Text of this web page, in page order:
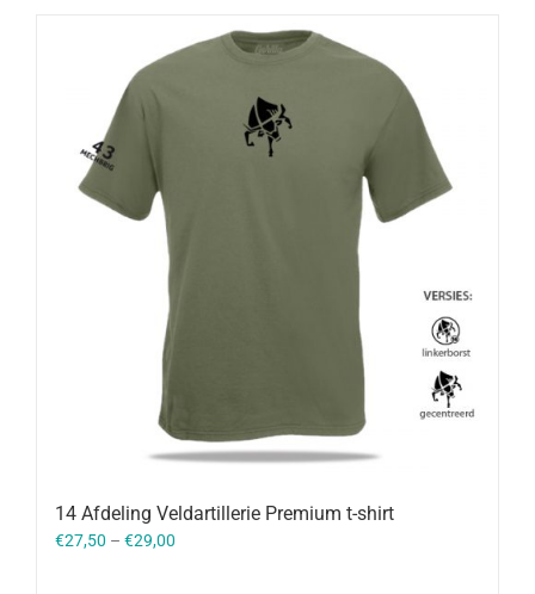
14 Afdeling Veldartillerie Premium t-shirt
€27,50 – €29,00